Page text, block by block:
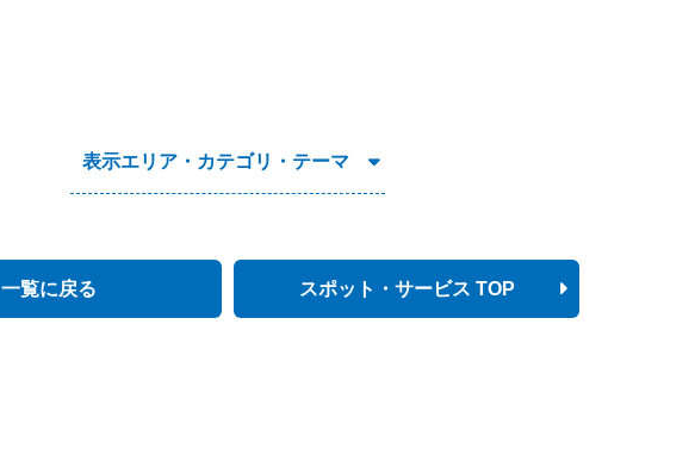
表示エリア・カテゴリ・テーマ
一覧に戻る スポット・サービス TOP